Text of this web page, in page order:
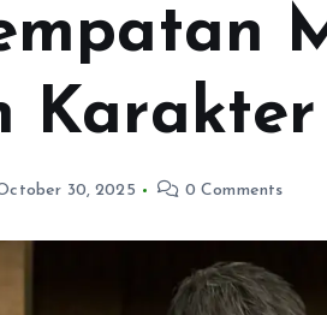
30, 2025 0 Comments